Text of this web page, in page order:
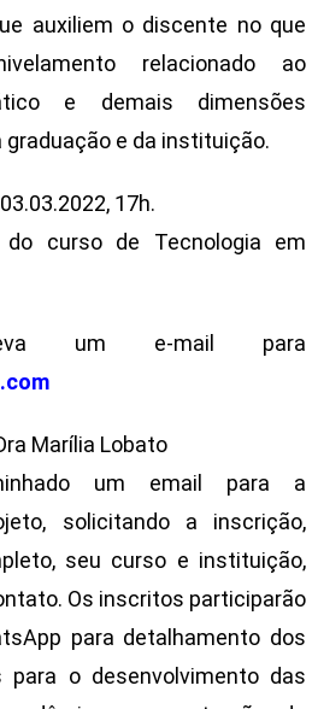
auxiliem o discente no que
relacionado ao
e demais dimensões
e da instituição.
17h.
do curso de Tecnologia em
um e-mail para
Marília Lobato
um email para a
solicitando a inscrição,
seu curso e instituição,
Os inscritos participarão
para detalhamento dos
para o desenvolvimento das